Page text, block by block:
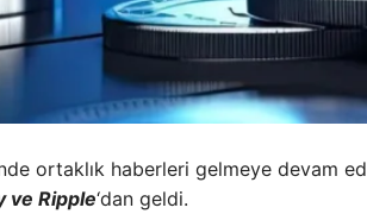
ortaklık haberleri gelmeye devam
ve Ripple‘dan geldi.